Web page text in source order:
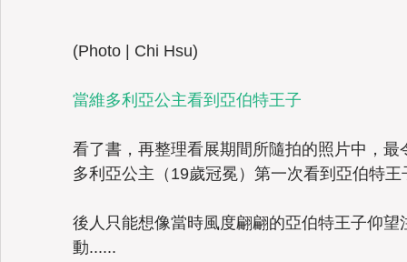
(Photo | Chi Hsu)
當維多利亞公主看到亞伯特王子
看了書，再整理看展期間所隨拍的照片中，
多利亞公主（19歲冠冕）第一次看到亞伯特
後人只能想像當時風度翩翩的亞伯特王子仰
動......